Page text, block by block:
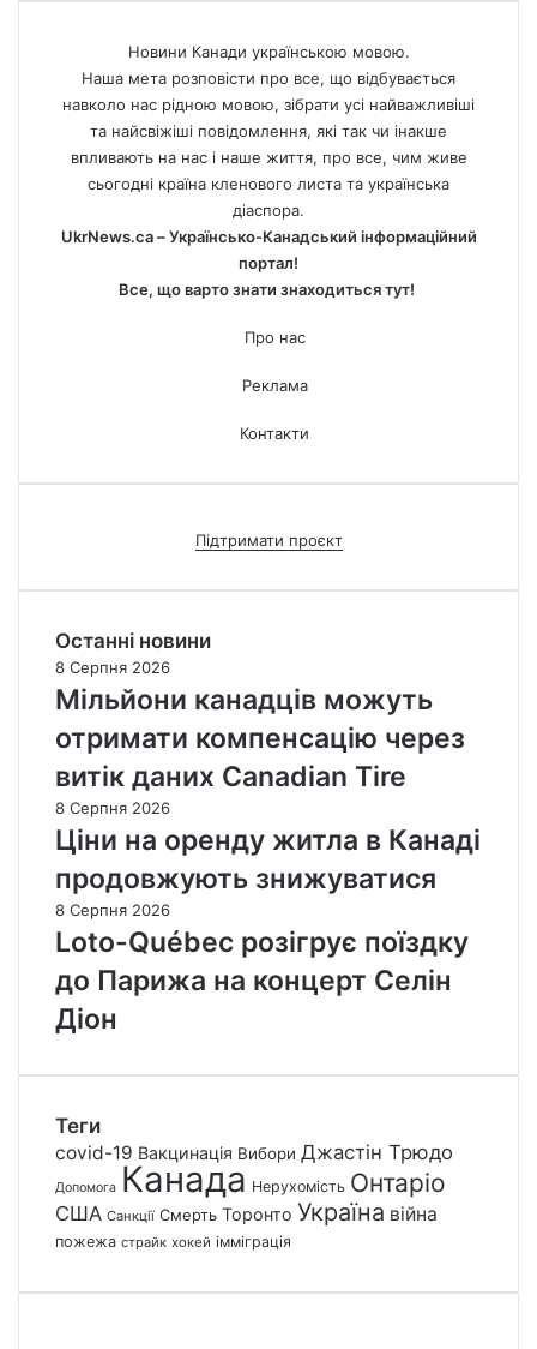
Новини Канади українською мовою.
Наша мета розповісти про все, що відбувається
навколо нас рідною мовою, зібрати усі найважливіші
та найсвіжіші повідомлення, які так чи інакше
впливають на нас і наше життя, про все, чим живе
сьогодні країна кленового листа та українська
діаспора.
UkrNews.ca – Українсько-Канадський інформаційний
портал!
Все, що варто знати знаходиться тут!
Про нас
Реклама
Контакти
Підтримати проєкт
Останні новини
8 Серпня 2026
Мільйони канадців можуть
отримати компенсацію через
витік даних Canadian Tire
8 Серпня 2026
Ціни на оренду житла в Канаді
продовжують знижуватися
8 Серпня 2026
Loto-Québec розігрує поїздку
до Парижа на концерт Селін
Діон
Теги
covid-19 Вакцинація Вибори Джастін Трюдо
Допомога Канада Нерухомість Онтаріо
США Санкції Смерть Торонто Україна війна
пожежа страйк хокей імміграція